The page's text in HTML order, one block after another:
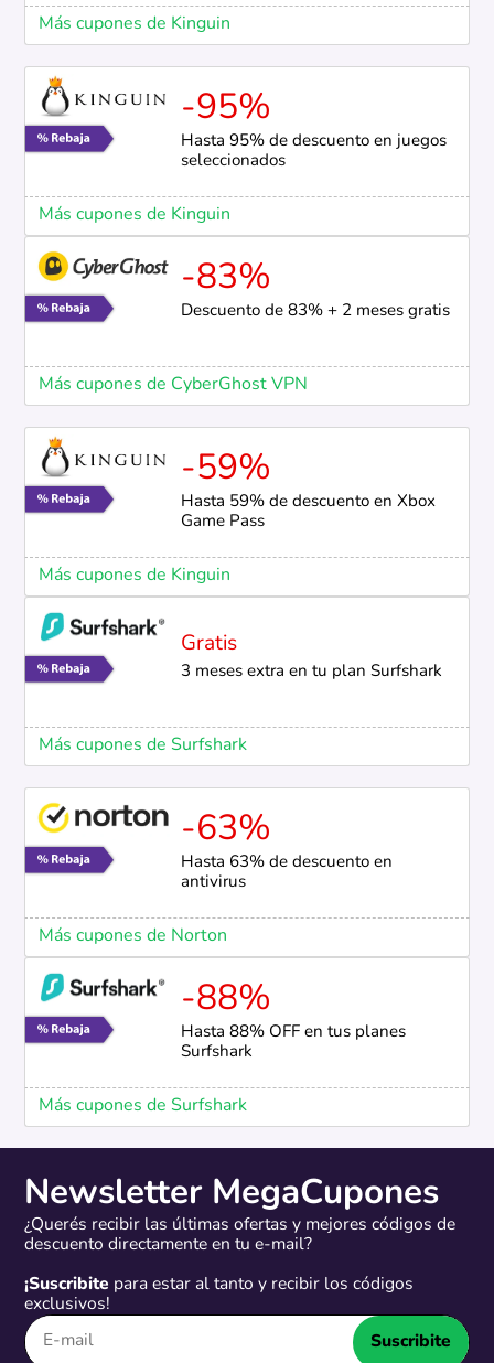
Más cupones de Kinguin
-95%
Hasta 95% de descuento en juegos
seleccionados
Más cupones de Kinguin
-83%
Descuento de 83% + 2 meses gratis
Más cupones de CyberGhost VPN
-59%
Hasta 59% de descuento en Xbox
Game Pass
Más cupones de Kinguin
Gratis
3 meses extra en tu plan Surfshark
Más cupones de Surfshark
-63%
Hasta 63% de descuento en
antivirus
Más cupones de Norton
-88%
Hasta 88% OFF en tus planes
Surfshark
Más cupones de Surfshark
Newsletter MegaCupones
¿Querés recibir las últimas ofertas y mejores códigos de
descuento directamente en tu e-mail?
¡Suscribite para estar al tanto y recibir los códigos
exclusivos!
Suscribite